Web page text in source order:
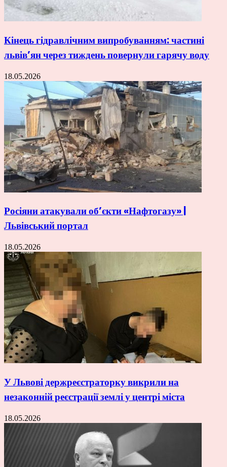
Кінець гідравлічним випробуванням: частині
львів’ян через тиждень повернули гарячу воду
18.05.2026
Росіяни атакували об’єкти «Нафтогазу» |
Львівський портал
18.05.2026
У Львові держреєстраторку викрили на
незаконній реєстрації землі у центрі міста
18.05.2026